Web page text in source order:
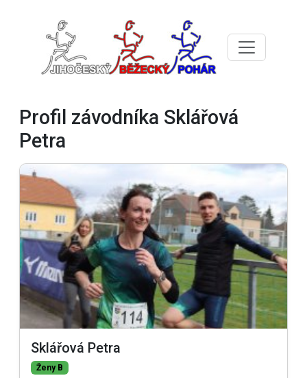
Profil závodníka Sklářová
Petra
Sklářová Petra
Ženy B